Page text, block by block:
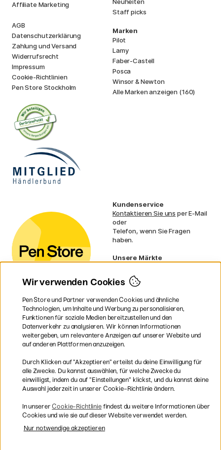
Affiliate Marketing
AGB
Datenschutzerklärung
Zahlung und Versand
Widerrufsrecht
Impressum
Cookie-Richtlinien
Pen Store Stockholm
Staff picks
Marken
Pilot
Lamy
Faber-Castell
Posca
Winsor & Newton
Alle Marken anzeigen (160)
Kundenservice
Kontaktieren Sie uns per E-Mail
oder
Telefon, wenn Sie Fragen
haben.
Unsere Märkte
Norwegen
Dänemark
Frankreich
Irland
Niederlande
UK
EU
gelten für sperrige Produkte.
Sichere Bezahlung mit Visa, Mastercard und Paypal
Wir verwenden Cookies
Pen Store und Partner verwenden Cookies und ähnliche
Technologien, um Inhalte und Werbung zu personalisieren,
Funktionen für soziale Medien bereitzustellen und den
Datenverkehr zu analysieren. Wir können Informationen
weitergeben, um relevantere Anzeigen auf unserer Website und
auf anderen Plattformen anzuzeigen.
Durch Klicken auf ”Akzeptieren” erteilst du deine Einwilligung für
alle Zwecke. Du kannst auswählen, für welche Zwecke du
einwilligst, indem du auf ”Einstellungen” klickst, und du kannst deine
Auswahl jederzeit in unserer Cookie-Richtlinie ändern.
In unsererCookie-Richtliniefindest du weitere Informationen über
Cookies und wie sie auf dieser Website verwendet werden.
Nur notwendige akzeptieren